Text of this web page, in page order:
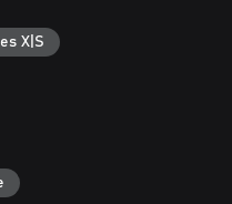
von
ausgearbeiteten
einer schönen
Welt, in der Sie
X|S